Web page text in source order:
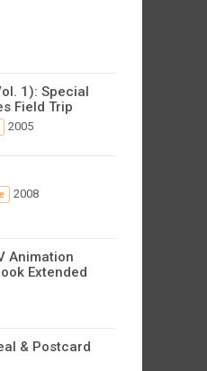
1): Special
Field Trip
2005
2008
Animation
Extended
& Postcard